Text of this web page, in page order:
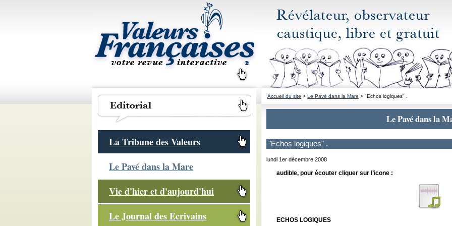
La Tribune des Valeurs
Le Pavé dans la Mare
Vie d'hier et d'aujourd'hui
Le Journal des Ecrivains
Accueil du site > Le Pavé dans la Mare > "Echos logiques" .
Le Pavé dans la
"Echos logiques" .
lundi 1er décembre 2008
audible, pour écouter cliquer sur l’icone :
ECHOS LOGIQUES